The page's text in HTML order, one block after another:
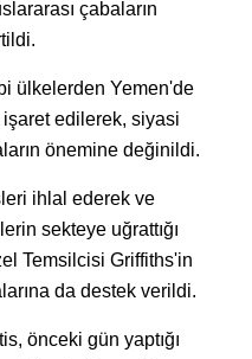
çabaların
ülkelerden Yemen'de
işaret edilerek, siyasi
önemine değinildi.
ihlal ederek ve
sekteye uğrattığı
Temsilcisi Griffiths'in
da destek verildi.
önceki gün yaptığı